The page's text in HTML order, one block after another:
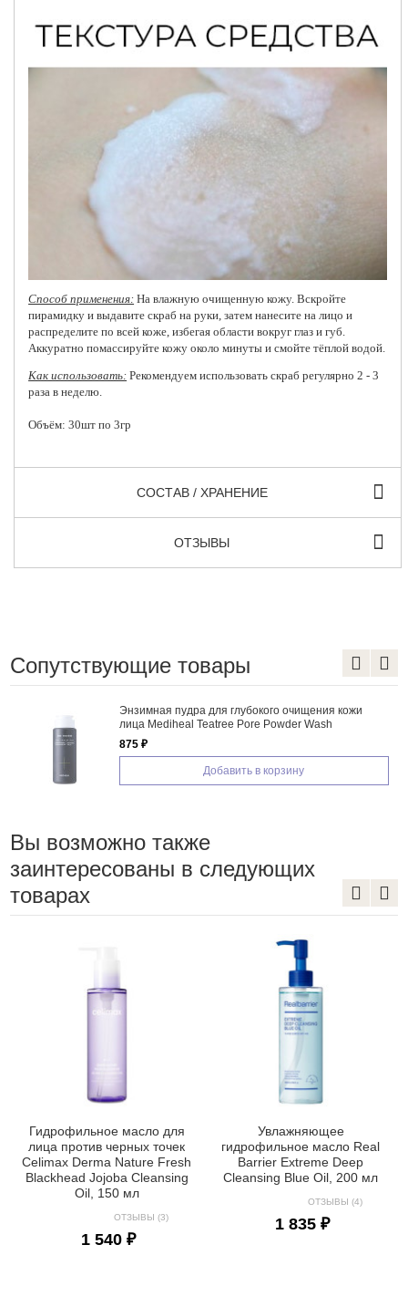
Способ применения: На влажную очищенную кожу. Вскройте
пирамидку и выдавите скраб на руки, затем нанесите на лицо и
распределите по всей коже, избегая области вокруг глаз и губ.
Аккуратно помассируйте кожу около минуты и смойте тёплой водой.
Как использовать: Рекомендуем использовать скраб регулярно 2 - 3
раза в неделю.
Объём: 30шт по 3гр
СОСТАВ / ХРАНЕНИЕ
ОТЗЫВЫ
Сопутствующие товары
Питательное очищающее гидрофильное масло
для лица с маслом соевых бобов Round Lab
Soybean Cleansing Oil
2 120 ₽
Добавить в корзину
Вы возможно также
заинтересованы в следующих
товарах
Гидрофильное масло для
лица против черных точек
Celimax Derma Nature Fresh
Blackhead Jojoba Cleansing
Oil, 150 мл
ОТЗЫВЫ (3)
1 540 ₽
Увлажняющее
гидрофильное масло Real
Barrier Extreme Deep
Cleansing Blue Oil, 200 мл
ОТЗЫВЫ (4)
1 835 ₽